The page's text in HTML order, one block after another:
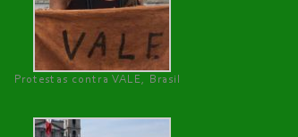
Protestas contra VALE, Brasil